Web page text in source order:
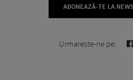
ABONEAZĂ-TE LA
Urmareste-ne pe: